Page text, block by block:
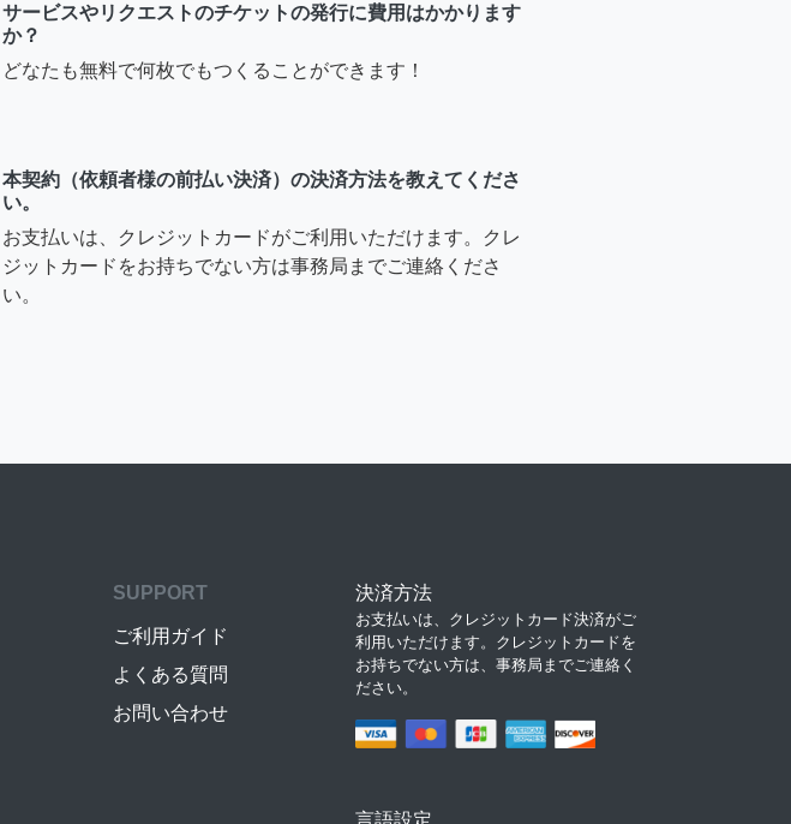
サービスやリクエストのチケットの発行に費用はかかります
か？
どなたも無料で何枚でもつくることができます！
本契約（依頼者様の前払い決済）の決済方法を教えてくださ
い。
お支払いは、クレジットカードがご利用いただけます。クレ
ジットカードをお持ちでない方は事務局までご連絡くださ
い。
SUPPORT
ご利用ガイド
よくある質問
お問い合わせ
決済方法
お支払いは、クレジットカード決済がご
利用いただけます。クレジットカードを
お持ちでない方は、事務局までご連絡く
ださい。
言語設定